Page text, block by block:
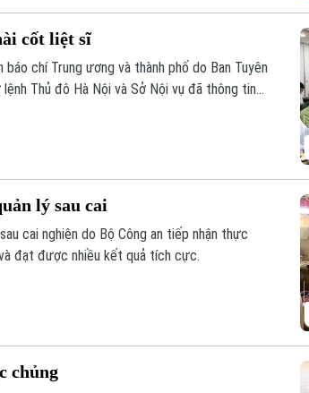
cốt liệt sĩ
chí Trung ương và thành phố do Ban Tuyên
Thủ đô Hà Nội và Sở Nội vụ đã thông tin
lý sau cai
cai nghiện do Bộ Công an tiếp nhận thực
đạt được nhiều kết quả tích cực.
chủng